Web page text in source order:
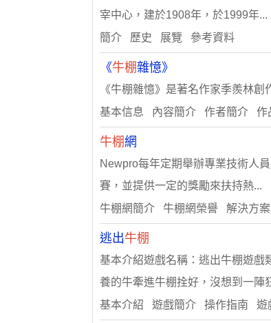
宰中心，建於1908年，於1999年...
簡介 歷史 展覽 參考資料
《牛棚雜憶》
《牛棚雜憶》是著名作家季羨林創
基本信息 內容簡介 作者簡介 作
牛棚網
Newpro每年定期舉辦專業技術人
賽，並提供一定的獎勵來扶持熱...
牛棚網簡介 牛棚網榮譽 解決方
逃出牛棚
基本介紹遊戲名稱：逃出牛棚遊戲
養的牛牽進牛棚拴好，沒想到一陣
基本介紹 遊戲簡介 操作指南 遊